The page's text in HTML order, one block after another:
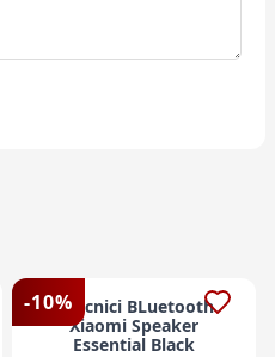
-10%
Zvucnici BLuetooth
Xiaomi Speaker
Essential Black